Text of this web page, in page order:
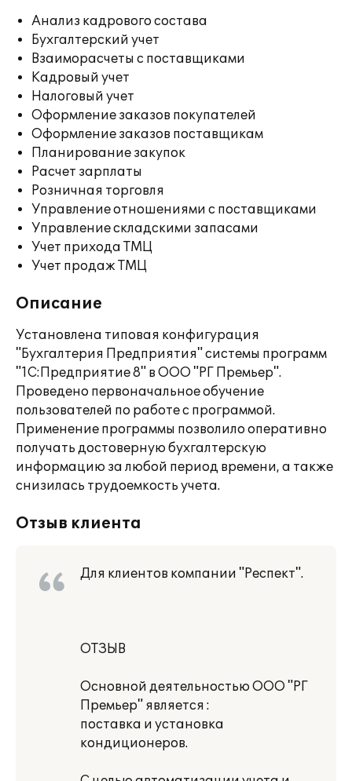
Анализ кадрового состава
Бухгалтерский учет
Взаиморасчеты с поставщиками
Кадровый учет
Налоговый учет
Оформление заказов покупателей
Оформление заказов поставщикам
Планирование закупок
Расчет зарплаты
Розничная торговля
Управление отношениями с поставщиками
Управление складскими запасами
Учет прихода ТМЦ
Учет продаж ТМЦ
Описание
Установлена типовая конфигурация
"Бухгалтерия Предприятия" системы программ
"1С:Предприятие 8" в ООО "РГ Премьер".
Проведено первоначальное обучение
пользователей по работе с программой.
Применение программы позволило оперативно
получать достоверную бухгалтерскую
информацию за любой период времени, а также
снизилась трудоемкость учета.
Отзыв клиента
Для клиентов компании "Респект".
ОТЗЫВ
Основной деятельностью ООО "РГ
Премьер" является :
поставка и установка
кондиционеров.